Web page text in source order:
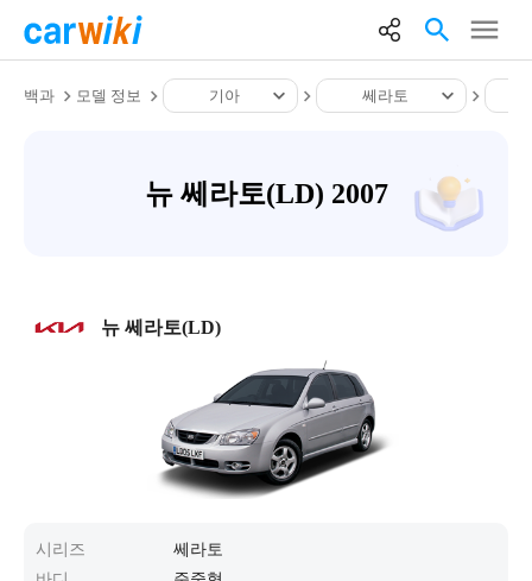
백과 모델 정보 기아 쎄라토
뉴 쎄라토(LD) 2007
뉴 쎄라토(LD)
시리즈
쎄라토